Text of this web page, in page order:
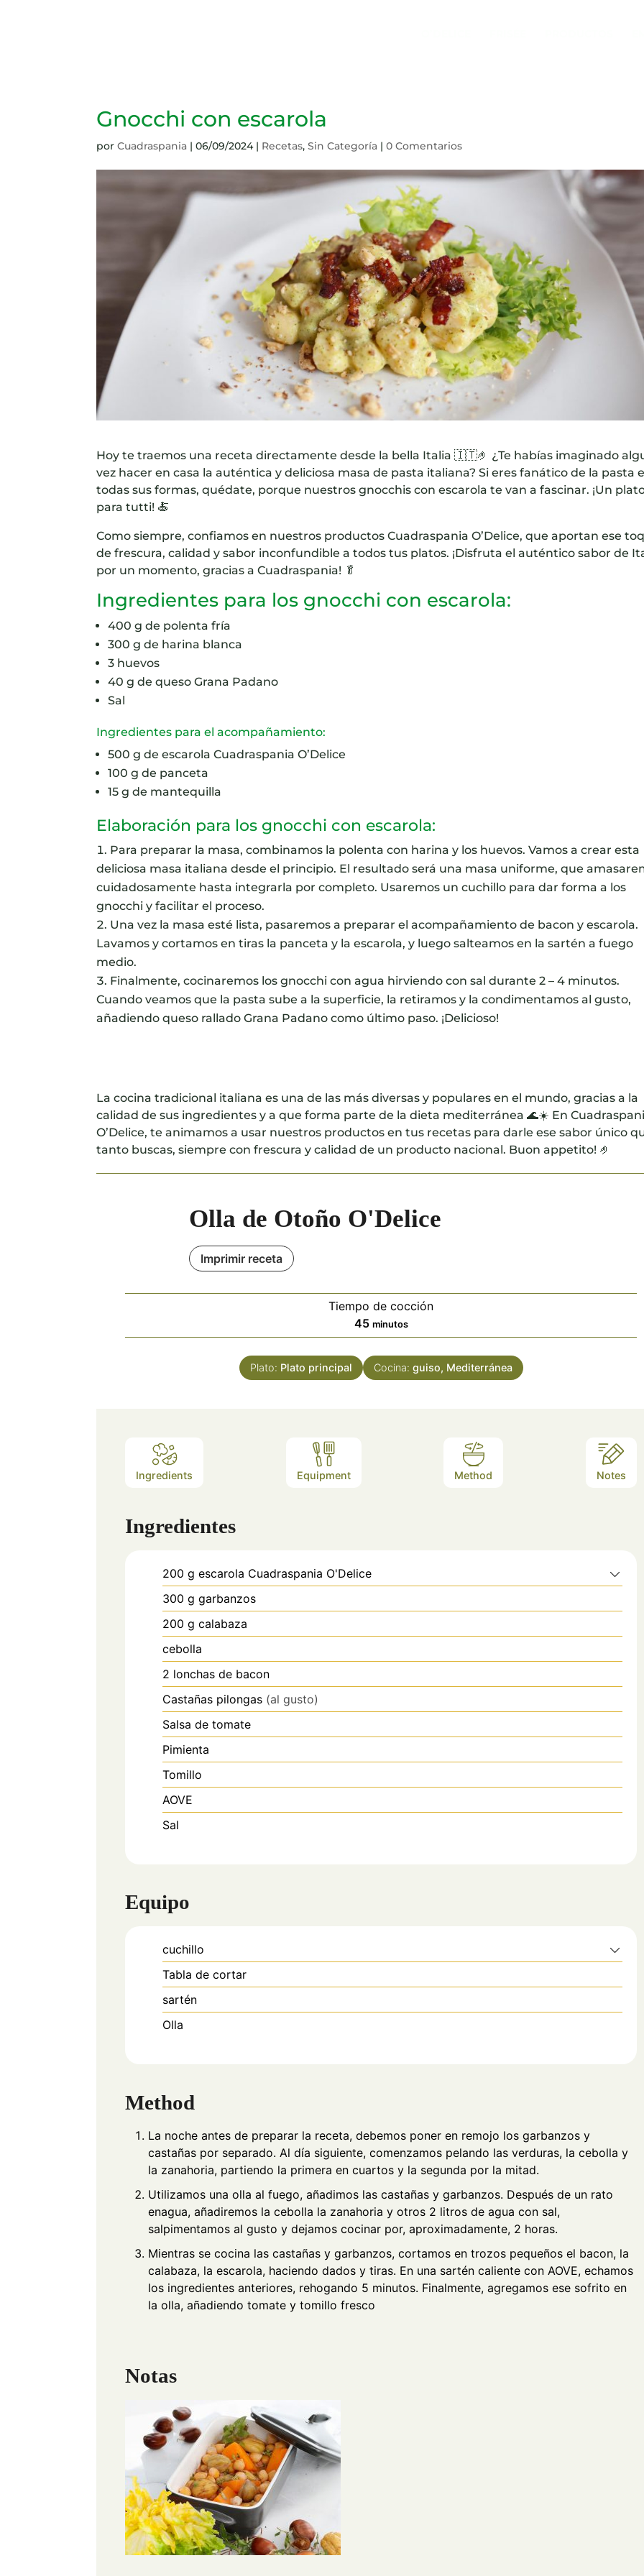
Gnocchi con escarola
porCuadraspania |06/09/2024| Recetas,Sin Categoría |0 Comentarios
Hoy te traemos una receta directamente desde la bella Italia 🇮🇹🤌 ¿Te habías imaginado
vez hacer en casa la auténtica y deliciosa masa de pasta italiana? Si eres fanático de la pasta
todas sus formas, quédate, porque nuestros gnocchis con escarola te van a fascinar. ¡Un
para tutti! 🍝
Como siempre, confiamos en nuestros productos Cuadraspania O’Delice, que aportan ese
de frescura, calidad y sabor inconfundible a todos tus platos. ¡Disfruta el auténtico sabor de
por un momento, gracias a Cuadraspania! 🥬
Ingredientes para los gnocchi con escarola:
400 g de polenta fría
300 g de harina blanca
3 huevos
40 g de queso Grana Padano
Sal
Ingredientes para el acompañamiento:
500 g de escarola Cuadraspania O’Delice
100 g de panceta
15 g de mantequilla
Elaboración para los gnocchi con escarola:
Para preparar la masa, combinamos la polenta con harina y los huevos. Vamos a crear esta
deliciosa masa italiana desde el principio. El resultado será una masa uniforme, que
cuidadosamente hasta integrarla por completo. Usaremos un cuchillo para dar forma a los
gnocchi y facilitar el proceso.
Una vez la masa esté lista, pasaremos a preparar el acompañamiento de bacon y escarola.
Lavamos y cortamos en tiras la panceta y la escarola, y luego salteamos en la sartén a fuego
medio.
Finalmente, cocinaremos los gnocchi con agua hirviendo con sal durante 2 – 4 minutos.
Cuando veamos que la pasta sube a la superficie, la retiramos y la condimentamos al gusto,
añadiendo queso rallado Grana Padano como último paso. ¡Delicioso!
La cocina tradicional italiana es una de las más diversas y populares en el mundo, gracias a la
calidad de sus ingredientes y a que forma parte de la dieta mediterránea 🌊☀️ En
O’Delice, te animamos a usar nuestros productos en tus recetas para darle ese sabor único
tanto buscas, siempre con frescura y calidad de un producto nacional. Buon appetito! 🤌
Olla de Otoño O'Delice
Imprimir receta
Tiempo de cocción
45minutos
minutos
Plato: Plato principal Cocina: guiso, Mediterránea
Ingredients Equipment Method Notes
Ingredientes
200 g escarola Cuadraspania O'Delice
300 g garbanzos
200 g calabaza
cebolla
2 lonchas de bacon
Castañas pilongas (al gusto)
Salsa de tomate
Pimienta
Tomillo
AOVE
Sal
Equipo
cuchillo
Tabla de cortar
sartén
Olla
Method
La noche antes de preparar la receta, debemos poner en remojo los garbanzos y
castañas por separado. Al día siguiente, comenzamos pelando las verduras, la cebolla y
la zanahoria, partiendo la primera en cuartos y la segunda por la mitad.
Utilizamos una olla al fuego, añadimos las castañas y garbanzos. Después de un rato
enagua, añadiremos la cebolla la zanahoria y otros 2 litros de agua con sal,
salpimentamos al gusto y dejamos cocinar por, aproximadamente, 2 horas.
Mientras se cocina las castañas y garbanzos, cortamos en trozos pequeños el bacon, la
calabaza, la escarola, haciendo dados y tiras. En una sartén caliente con AOVE, echamos
los ingredientes anteriores, rehogando 5 minutos. Finalmente, agregamos ese sofrito en
la olla, añadiendo tomate y tomillo fresco
Notas